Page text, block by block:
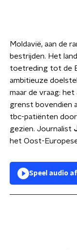
Moldavië, aan de
bestrijden. Het
toetreding tot de
ambitieuze
maar de vraag:
grenst bovendien
tbc-patiënten
gezien. Journalist
het Oost-
Speel audio af